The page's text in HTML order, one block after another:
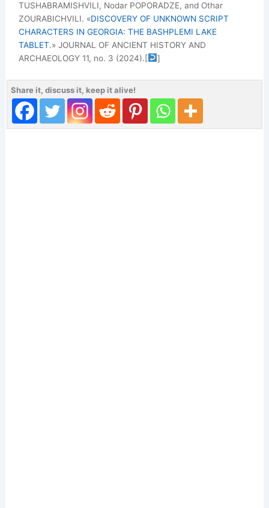
TUSHABRAMISHVILI, Nodar POPORADZE, and Othar
ZOURABICHVILI. «DISCOVERY OF UNKNOWN SCRIPT
CHARACTERS IN GEORGIA: THE BASHPLEMI LAKE
TABLET.» JOURNAL OF ANCIENT HISTORY AND
ARCHAEOLOGY 11, no. 3 (2024).[ ]
Share it, discuss it, keep it alive!